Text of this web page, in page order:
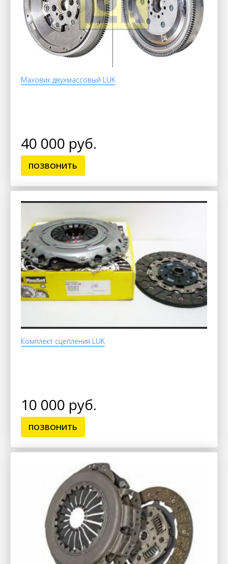
Маховик двухмассовый LUK
40 000 руб.
ПОЗВОНИТЬ
Комплект сцепления LUK
10 000 руб.
ПОЗВОНИТЬ